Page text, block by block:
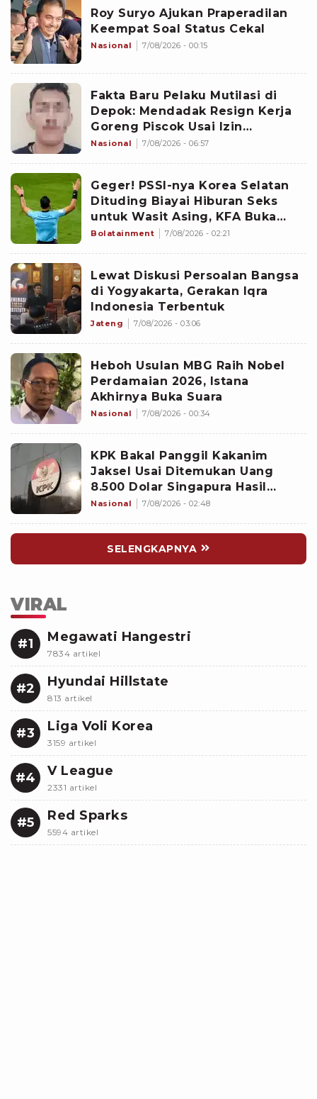
Roy Suryo Ajukan Praperadilan
Keempat Soal Status Cekal
Nasional 7/08/2026 - 00:15
Fakta Baru Pelaku Mutilasi di
Depok: Mendadak Resign Kerja
Goreng Piscok Usai Izin
Interview di Mal
Nasional 7/08/2026 - 06:57
Geger! PSSI-nya Korea Selatan
Dituding Biayai Hiburan Seks
untuk Wasit Asing, KFA Buka
Suara
Bolatainment 7/08/2026 - 02:21
Lewat Diskusi Persoalan Bangsa
di Yogyakarta, Gerakan Iqra
Indonesia Terbentuk
Jateng 7/08/2026 - 03:06
Heboh Usulan MBG Raih Nobel
Perdamaian 2026, Istana
Akhirnya Buka Suara
Nasional 7/08/2026 - 00:34
KPK Bakal Panggil Kakanim
Jaksel Usai Ditemukan Uang
8.500 Dolar Singapura Hasil
Penggeledahan
Nasional 7/08/2026 - 02:48
SELENGKAPNYA
VIRAL
#1 Megawati Hangestri
7834 artikel
#2 Hyundai Hillstate
813 artikel
#3 Liga Voli Korea
3159 artikel
#4 V League
2331 artikel
#5 Red Sparks
5594 artikel